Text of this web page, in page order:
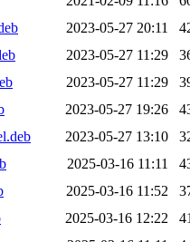
2023-05-27 20:11
2023-05-27 11:29
2023-05-27 11:29
2023-05-27 19:26
2023-05-27 13:10
2025-03-16 11:11
2025-03-16 11:52
2025-03-16 12:22